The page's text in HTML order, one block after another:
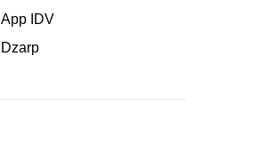
App IDV
Dzarp